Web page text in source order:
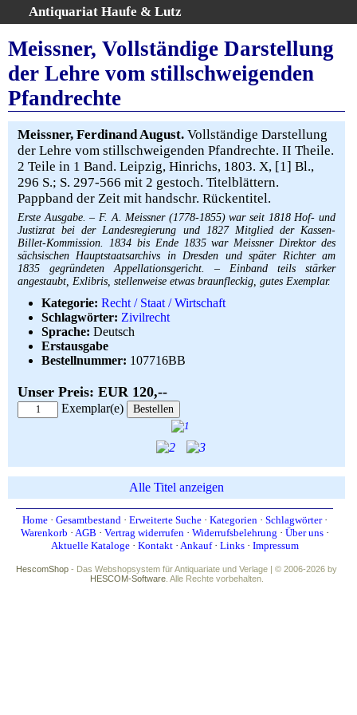
Antiquariat Haufe & Lutz
Home
Gesamtbestand
Erweiterte Suche
Kategorien
Schlagwörter
Warenkorb
AGB
Widerruf
Über uns
Aktuelle Kataloge
Kontakt
Links
Impressum
Meissner, Vollständige Darstellung
der Lehre vom stillschweigenden
Pfandrechte
Meissner, Ferdinand August. Vollständige Darstellung
der Lehre vom stillschweigenden Pfandrechte. II Theile.
2 Teile in 1 Band. Leipzig, Hinrichs, 1803. X, [1] Bl.,
296 S.; S. 297-566 mit 2 gestoch. Titelblättern.
Pappband der Zeit mit handschr. Rückentitel.
Erste Ausgabe. – F. A. Meissner (1778-1855) war seit 1818 Hof- und
Justizrat bei der Landesregierung und 1827 Mitglied der Kassen-
Billet-Kommission. 1834 bis Ende 1835 war Meissner Direktor des
sächsischen Hauptstaatsarchivs in Dresden und später Richter am
1835 gegründeten Appellationsgericht. – Einband teils stärker
angestaubt, Exlibris, stellenweise etwas braunfleckig, gutes Exemplar.
Kategorie: Recht / Staat / Wirtschaft
Schlagwörter: Zivilrecht
Sprache: Deutsch
Erstausgabe
Bestellnummer: 107716BB
Unser Preis: EUR 120,--
Exemplar(e)
Alle Titel anzeigen
Home· Gesamtbestand· Erweiterte Suche· Kategorien· Schlagwörter·
Warenkorb · AGB · Vertrag widerrufen· Widerrufsbelehrung · Über uns·
Aktuelle Kataloge· Kontakt· Ankauf· Links· Impressum
HescomShop - Das Webshopsystem für Antiquariate und Verlage | © 2006-2026 by
HESCOM-Software. Alle Rechte vorbehalten.